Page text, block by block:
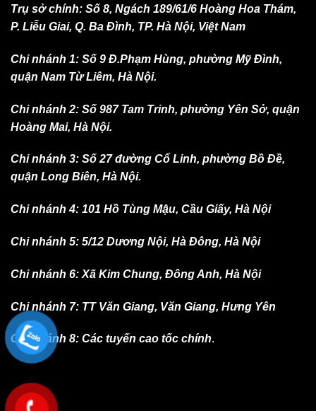
Trụ sở chính: Số 8, Ngách 189/61/6 Hoàng Hoa Thám,
P. Liễu Giai, Q. Ba Đình, TP. Hà Nội, Việt Nam
Chi nhánh 1: Số 9 Đ.Phạm Hùng, phường Mỹ Đình,
quận Nam Từ Liêm, Hà Nội.
Chi nhánh 2: Số 987 Tam Trinh, phường Yên Sở, quận
Hoàng Mai, Hà Nội.
Chi nhánh 3: Số 27 đường Cổ Linh, phường Bồ Đề,
quận Long Biên, Hà Nội.
Chi nhánh 4: 101 Hồ Tùng Mậu, Cầu Giấy, Hà Nội
Chi nhánh 5: 5/12 Dương Nội, Hà Đông, Hà Nội
Chi nhánh 6: Xã Kim Chung, Đông Anh, Hà Nội
Chi nhánh 7: TT Văn Giang, Văn Giang, Hưng Yên
Chi nhánh 8: Các tuyến cao tốc chính.